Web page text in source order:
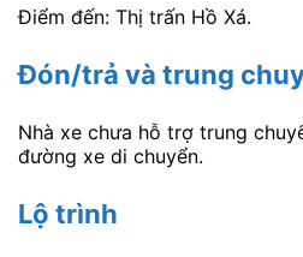
Điểm đến: Thị trấn Hồ Xá.
Đón/trả và trung
Nhà xe chưa hỗ trợ trung
đường xe di chuyển.
Lộ trình